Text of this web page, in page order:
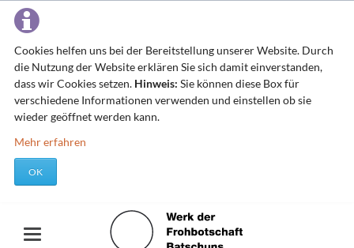
Cookies helfen uns bei der Bereitstellung unserer Website. Durch
die Nutzung der Website erklären Sie sich damit einverstanden,
dass wir Cookies setzen. Hinweis: Sie können diese Box für
verschiedene Informationen verwenden und einstellen ob sie
wieder geöffnet werden kann.
Mehr erfahren
OK